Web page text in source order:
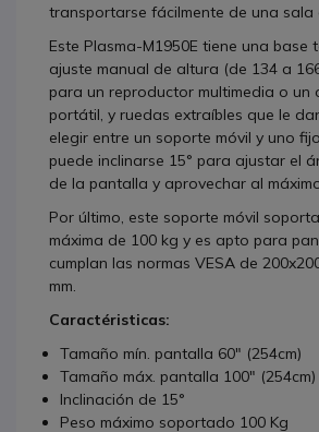
transportarse fácilmente de una sala
Este Plasma-M1950E tiene una base
ajuste manual de altura (de 134 a
para un reproductor multimedia o un
portátil, y ruedas extraíbles que le
elegir entre un soporte móvil y uno
puede inclinarse 15° para ajustar el
de la pantalla y aprovechar al
Por último, este soporte móvil
máxima de 100 kg y es apto para
cumplan las normas VESA de
mm.
Caractéristicas:
Tamaño mín. pantalla 60" (254cm)
Tamaño máx. pantalla 100" (254cm)
Inclinación de 15°
Peso máximo soportado 100 Kg